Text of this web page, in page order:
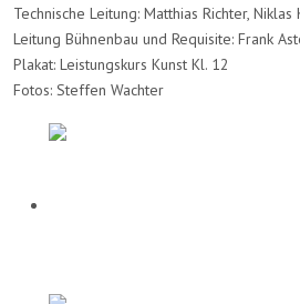
Technische Leitung: Matthias Richter, Niklas
Leitung Bühnenbau und Requisite: Frank
Plakat: Leistungskurs Kunst Kl. 12
Fotos: Steffen Wachter